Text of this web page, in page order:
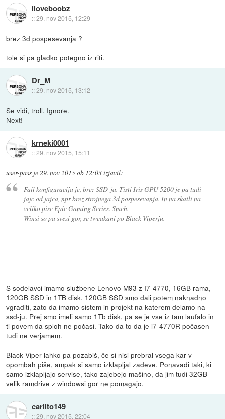
iloveboobz
::29. nov 2015, 12:29
brez 3d pospesevanja ?
tole si pa gladko potegno iz riti.
Dr_M
::29. nov 2015, 13:12
Se vidi, troll. Ignore.
Next!
krneki0001
::29. nov 2015, 15:11
user-pass je29. nov 2015 ob 12:03izjavil:
Fail konfiguracija je, brez SSD-ja. Tisti Iris GPU 5200 je pa tudi
jajc od jajca, npr brez strojnega 3d pospesevanja. In na skatli na
veliko pise Epic Gaming Series. Smeh.
Winsi so pa svezi gor, se tweakani po Black Viperju.
S sodelavci imamo službene Lenovo M93 z I7-4770, 16GB rama,
120GB SSD in 1TB disk. 120GB SSD smo dali potem naknadno
vgraditi, zato da imamo sistem in projekt na katerem delamo na
ssd-ju. Prej smo imeli samo 1Tb disk, pa se je vse iz tam laufalo in
ti povem da sploh ne počasi. Tako da to da je i7-4770R počasen
tudi ne verjamem.
Black Viper lahko pa pozabiš, če si nisi prebral vsega kar v
opombah piše, ampak si samo izklapljal zadeve. Ponavadi taki, ki
samo izklapljajo servise, tako zajebejo mašino, da jim tudi 32GB
velik ramdrive z windowsi gor ne pomagajo.
carlito149
::29. nov 2015, 22:04